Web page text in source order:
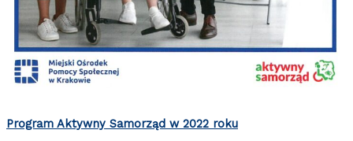
Program Aktywny Samorząd w 2022 roku